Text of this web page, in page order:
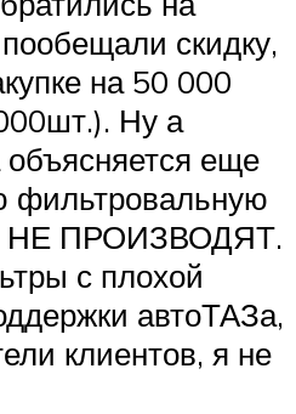
скидку,
на 50 000
Ну а
объясняется еще
НЕ ПРОИЗВОДЯТ.
с плохой
автоТАЗа,
клиентов, я не